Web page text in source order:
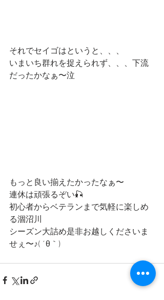
それでセイゴはというと、、、
いまいち群れを捉えられず、、、下流
だったかなぁ〜泣
もっと良い揃えたかったなぁ〜
連休は頑張るぞい🎣
初心者からベテランまで気軽に楽しめ
る涸沼川
シーズン大詰め是非お越しくださいま
せぇ〜♪( ´θ｀)